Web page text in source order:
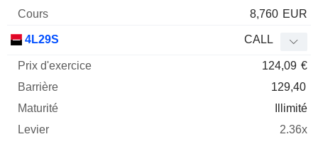
8,760 EUR
4L29S CALL
124,09 €
129,40
Illimité
2.36x